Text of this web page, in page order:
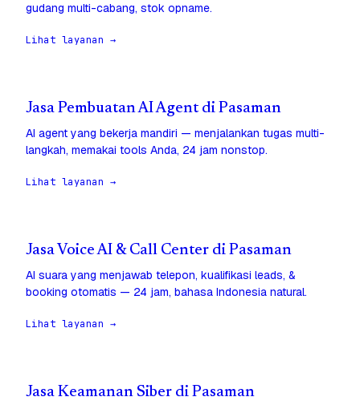
gudang multi-cabang, stok opname.
Lihat layanan →
Jasa Pembuatan AI Agent di Pasaman
AI agent yang bekerja mandiri — menjalankan tugas multi-
langkah, memakai tools Anda, 24 jam nonstop.
Lihat layanan →
Jasa Voice AI & Call Center di Pasaman
AI suara yang menjawab telepon, kualifikasi leads, &
booking otomatis — 24 jam, bahasa Indonesia natural.
Lihat layanan →
Jasa Keamanan Siber di Pasaman